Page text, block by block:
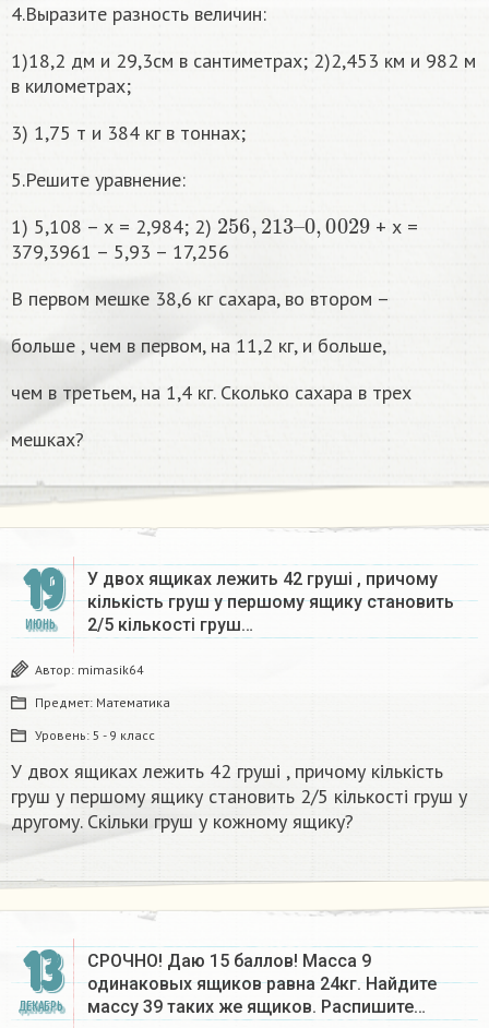
4.Выразите разность величин:
1)18,2 дм и 29,3см в сантиметрах; 2)2,453 км и 982 м
в километрах;
3) 1,75 т и 384 кг в тоннах;
5.Решите уравнение:
1) 5,108 – х = 2,984; 2)
256 213 –
0,0029
+ х =
379,3961 – 5,93 – 17,256
В первом мешке 38,6 кг сахара, во втором –
больше , чем в первом, на 11,2 кг, и больше,
чем в третьем, на 1,4 кг. Сколько сахара в трех
мешках?
19
ИЮНЬ
У двох ящиках лежить 42 груші , причому
кількість груш у першому ящику становить
2/5 кількості груш…
Автор: mimasik64
Предмет: Математика
Уровень: 5 - 9 класс
У двох ящиках лежить 42 груші , причому кількість
груш у першому ящику становить 2/5 кількості груш у
другому. Скільки груш у кожному ящику?
13
ДЕКАБРЬ
СРОЧНО! Даю 15 баллов! Масса 9
одинаковых ящиков равна 24кг. Найдите
массу 39 таких же ящиков. Распишите…